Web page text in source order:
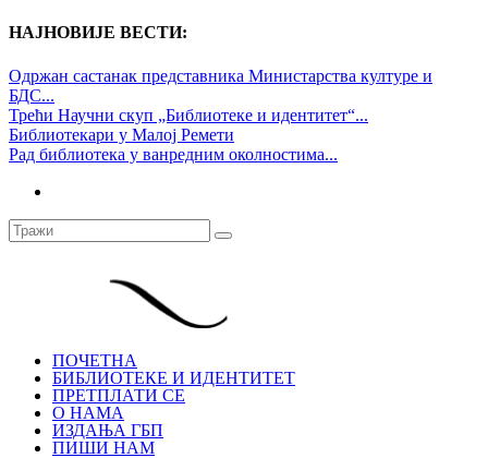
НАЈНОВИЈЕ ВЕСТИ:
Одржан састанак представника Министарства културе и
БДС...
Трећи Научни скуп „Библиотеке и идентитет“...
Библиотекари у Малој Ремети
Рад библиотека у ванредним околностима...
ПОЧЕТНА
БИБЛИОТЕКЕ И ИДЕНТИТЕТ
ПРЕТПЛАТИ СЕ
О НАМА
ИЗДАЊА ГБП
ПИШИ НАМ